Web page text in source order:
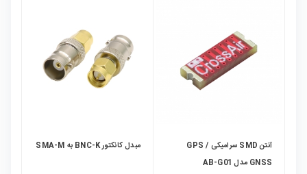
آنتن SMD سرامیکی GPS /
GNSS مدل AB-G01
مبدل کانکتور BNC-K به SMA-M